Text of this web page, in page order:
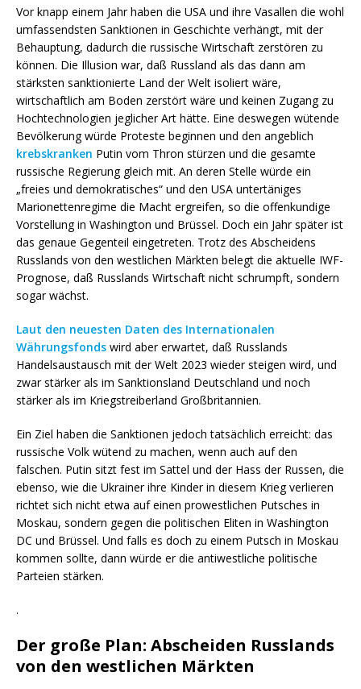
Vor knapp einem Jahr haben die USA und ihre Vasallen die wohl
umfassendsten Sanktionen in Geschichte verhängt, mit der
Behauptung, dadurch die russische Wirtschaft zerstören zu
können. Die Illusion war, daß Russland als das dann am
stärksten sanktionierte Land der Welt isoliert wäre,
wirtschaftlich am Boden zerstört wäre und keinen Zugang zu
Hochtechnologien jeglicher Art hätte. Eine deswegen wütende
Bevölkerung würde Proteste beginnen und den angeblich
krebskranken Putin vom Thron stürzen und die gesamte
russische Regierung gleich mit. An deren Stelle würde ein
„freies und demokratisches“ und den USA untertäniges
Marionettenregime die Macht ergreifen, so die offenkundige
Vorstellung in Washington und Brüssel. Doch ein Jahr später ist
das genaue Gegenteil eingetreten. Trotz des Abscheidens
Russlands von den westlichen Märkten belegt die aktuelle IWF-
Prognose, daß Russlands Wirtschaft nicht schrumpft, sondern
sogar wächst.
Laut den neuesten Daten des Internationalen
Währungsfonds wird aber erwartet, daß Russlands
Handelsaustausch mit der Welt 2023 wieder steigen wird, und
zwar stärker als im Sanktionsland Deutschland und noch
stärker als im Kriegstreiberland Großbritannien.
Ein Ziel haben die Sanktionen jedoch tatsächlich erreicht: das
russische Volk wütend zu machen, wenn auch auf den
falschen. Putin sitzt fest im Sattel und der Hass der Russen, die
ebenso, wie die Ukrainer ihre Kinder in diesem Krieg verlieren
richtet sich nicht etwa auf einen prowestlichen Putsches in
Moskau, sondern gegen die politischen Eliten in Washington
DC und Brüssel. Und falls es doch zu einem Putsch in Moskau
kommen sollte, dann würde er die antiwestliche politische
Parteien stärken.
.
Der große Plan: Abscheiden Russlands
von den westlichen Märkten